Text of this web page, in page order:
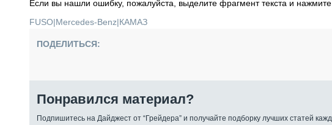
Если вы нашли ошибку, пожалуйста, выделите фрагмент текста и нажмите
FUSO|Mercedes-Benz|КАМАЗ
ПОДЕЛИТЬСЯ:
Понравился материал?
Подпишитесь на Дайджест от “Грейдера” и получайте подборку лучших статей